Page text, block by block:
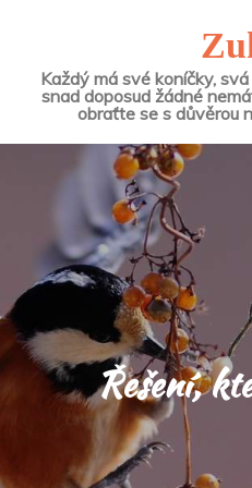
Každý má své koníčky,
snad doposud žádné
obraťte se s důvěrou
Řešení,